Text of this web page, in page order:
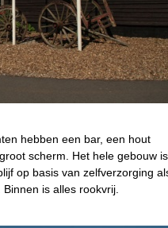
hebben een bar, een hout
scherm. Het hele gebouw is
op basis van zelfverzorging
is alles rookvrij.